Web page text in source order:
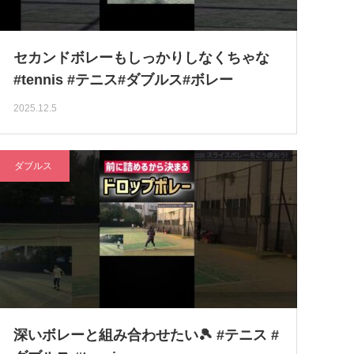
セカンドボレーもしっかりしなくちゃな
#tennis #テニス#ダブルス#ボレー
2025.12.5
ダブルス
深いボレーと組み合わせたい🎾 #テニス #